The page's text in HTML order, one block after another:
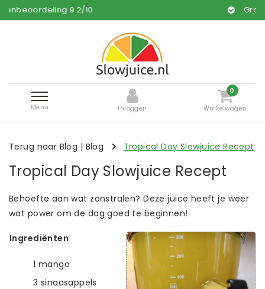
9.2/10 Gratis en
Menu Inloggen
0
Winkelwagen
Terug naar Blog | Blog Tropical Day Slowjuice Recept
Tropical Day Slowjuice Recept
Behoefte aan wat zonstralen? Deze juice heeft je weer
wat power om de dag goed te beginnen!
Ingrediënten
1 mango
3 sinaasappels